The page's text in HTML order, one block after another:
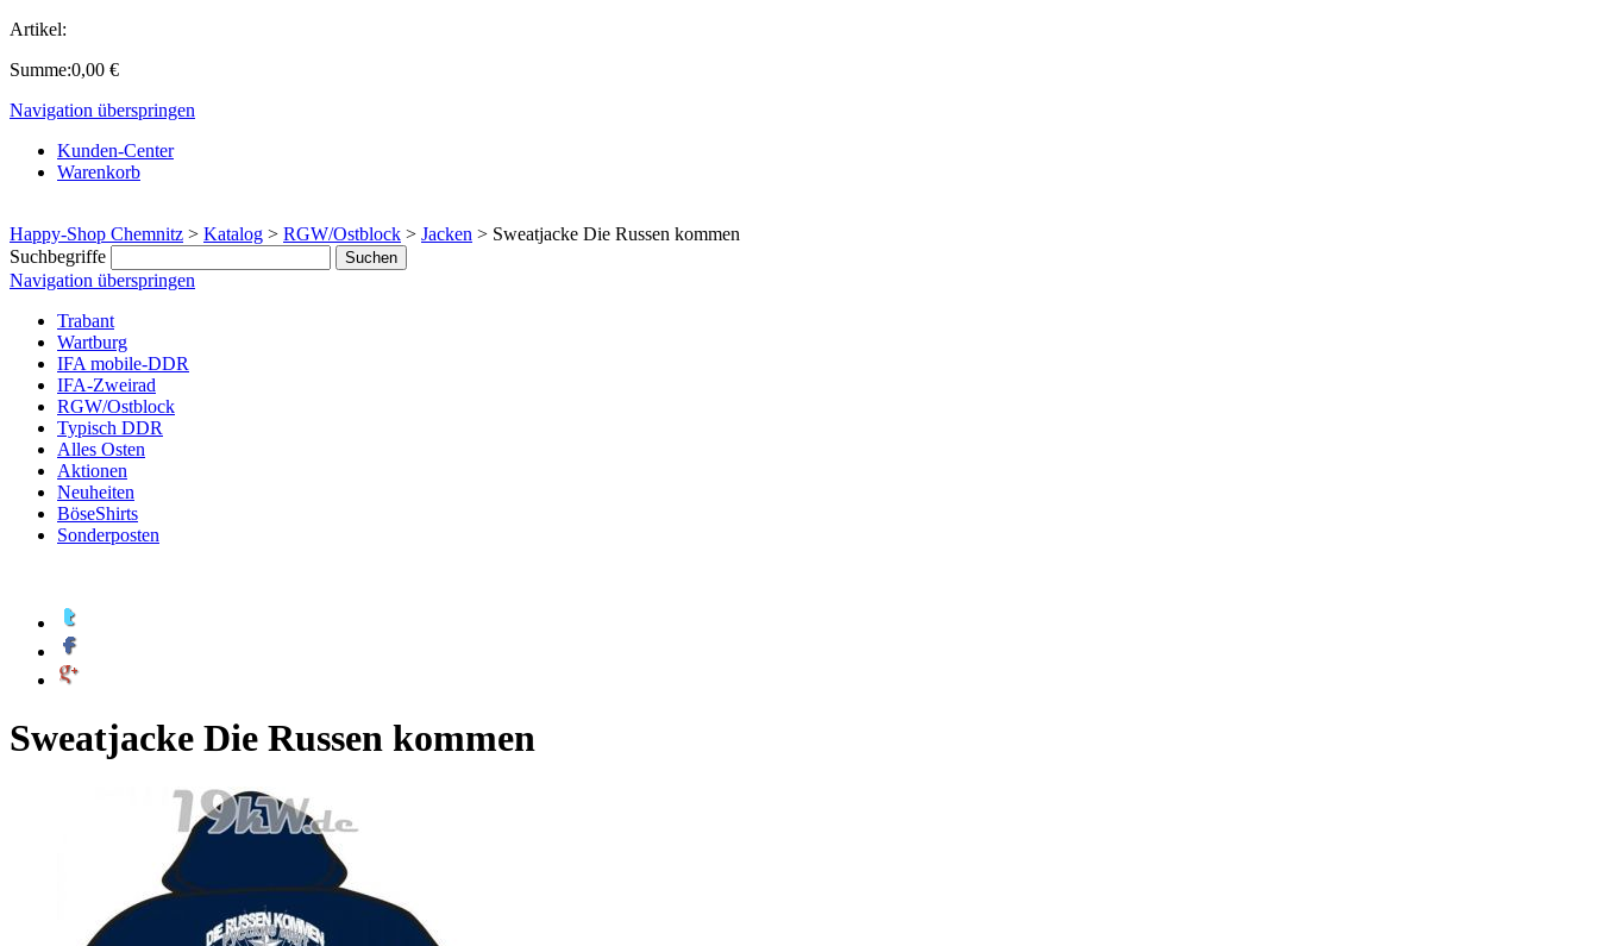
Artikel:
Summe:0,00 €
Navigation überspringen
Kunden-Center
Warenkorb
Happy-Shop Chemnitz > Katalog > RGW/Ostblock > Jacken > Sweatjacke Die Russen kommen
Suchbegriffe
Navigation überspringen
Trabant
Wartburg
IFA mobile-DDR
IFA-Zweirad
RGW/Ostblock
Typisch DDR
Alles Osten
Aktionen
Neuheiten
BöseShirts
Sonderposten
Sweatjacke Die Russen kommen